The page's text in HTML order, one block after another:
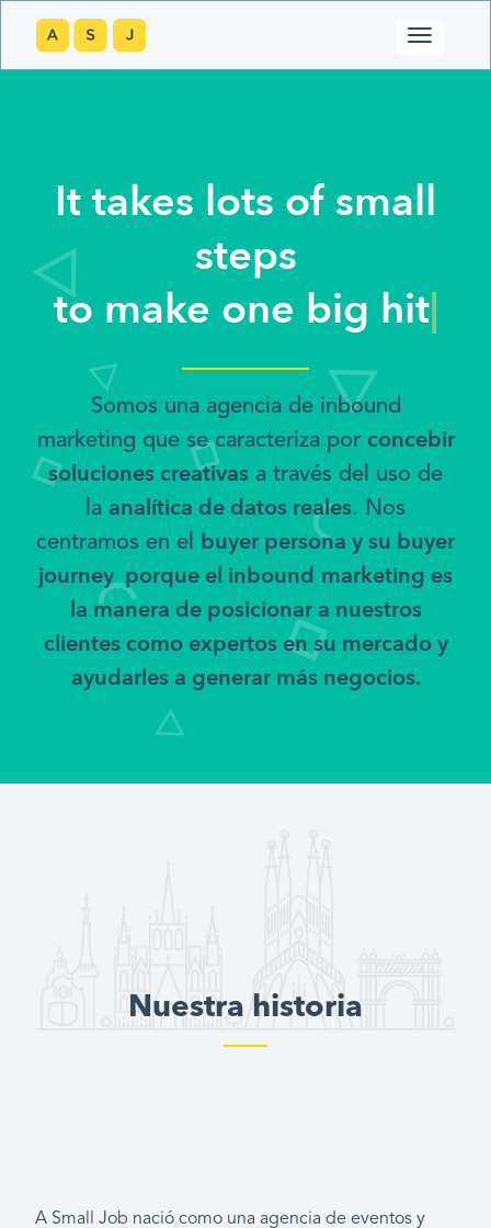
It takes lots of small
steps
to make one big hit|
Somos una agencia de inbound
marketing que se caracteriza por concebir
soluciones creativas a través del uso de
la analítica de datos reales. Nos
centramos en el buyer persona y su buyer
journey porque el inbound marketing es
la manera de posicionar a nuestros
clientes como expertos en su mercado y
ayudarles a generar más negocios.
Nuestra historia
A Small Job nació como una agencia de eventos y